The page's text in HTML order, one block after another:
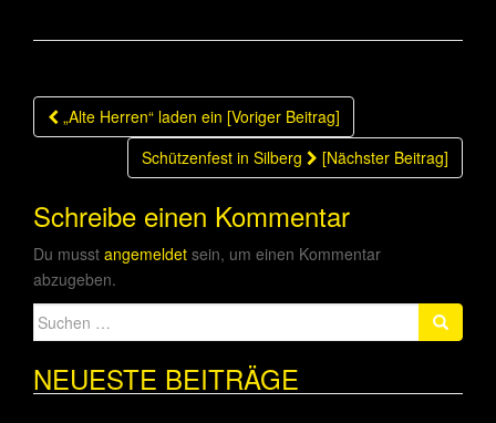
Beitragsnavigation
„Alte Herren“ laden ein [Voriger Beitrag]
Schützenfest in Silberg
[Nächster Beitrag]
Schreibe einen Kommentar
Du musst angemeldet sein, um einen Kommentar
abzugeben.
Suche
nach:
NEUESTE BEITRÄGE